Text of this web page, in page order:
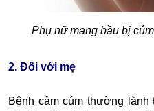
Phụ nữ mang bầu bị
2. Đối với mẹ
Bệnh cảm cúm thường